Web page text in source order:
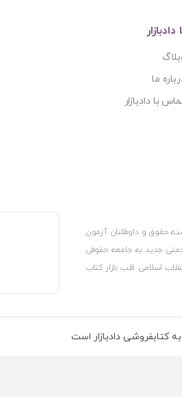
دادبازار
ما
با دادبازار
حقوق و داوطلبان آزمون
جدید به جامعه حقوقی
اسلامی قلب بازار کتاب
رسانه های دیجیتال از
کشور راه اندازی کردیم تا
کتابفروشی دادبازار است